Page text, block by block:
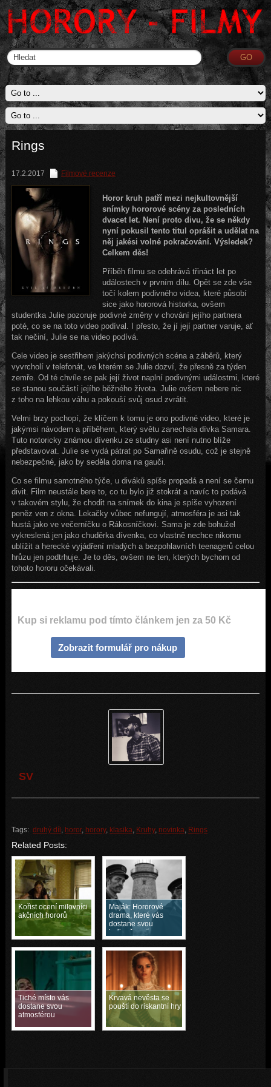
Rings
17.2.2017 Filmové recenze
Horor kruh patří mezi nejkultovnější
snímky hororové scény za posledních
dvacet let. Není proto divu, že se někdy
nyní pokusil tento titul oprášit a udělat na
něj jakési volné pokračování. Výsledek?
Celkem děs!
Příběh filmu se odehrává třináct let po
událostech v prvním dílu. Opět se zde vše
točí kolem podivného videa, které působí
sice jako hororová historka, ovšem
studentka Julie pozoruje podivné změny v chování jejího partnera
poté, co se na toto video podíval. I přesto, že jí její partner varuje, ať
tak nečiní, Julie se na video podívá.
Cele video je sestřihem jakýchsi podivných scéna a záběrů, který
vyvrcholí v telefonát, ve kterém se Julie dozví, že přesně za týden
zemře. Od té chvíle se pak její život naplní podivnými událostmi, které
se stanou součástí jejího běžného života. Julie ovšem nebere nic
z toho na lehkou váhu a pokouší svůj osud zvrátit.
Velmi brzy pochopí, že klíčem k tomu je ono podivné video, které je
jakýmsi návodem a příběhem, který světu zanechala dívka Samara.
Tuto notoricky známou dívenku ze studny asi není nutno blíže
představovat. Julie se vydá pátrat po Samařině osudu, což je stejně
nebezpečné, jako by seděla doma na gauči.
Co se filmu samotného týče, u diváků spíše propadá a není se čemu
divit. Film neustále bere to, co tu bylo již stokrát a navíc to podává
v takovém stylu, že chodit na snímek do kina je spíše vyhození
peněz ven z okna. Lekačky vůbec nefungují, atmosféra je asi tak
hustá jako ve večerníčku o Rákosníčkovi. Sama je zde bohužel
vykreslená jen jako chuděrka dívenka, co vlastně nechce nikomu
ublížit a herecké vyjádření mladých a bezpohlavních teenagerů celou
hrůzu jen podtrhuje. Je to děs, ovšem ne ten, kterých bychom od
tohoto hororu očekávali.
Kup si reklamu pod tímto článkem jen za 50 Kč
Zobrazit formulář pro nákup
SV
Tags: druhý díl , horor, horory, klasika, Kruhy, novinka, Rings
Related Posts:
Kořist ocení milovníci
akčních hororů
Maják: Hororové
drama, které vás
dostane svou
jedinečností
Tiché místo vás
dostane svou
atmosférou
Krvavá nevěsta se
pouští do riskantní hry